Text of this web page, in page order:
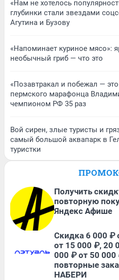
«Нам не хотелось
глубинки стали звездами
Агутина и Бузову
«Напоминает куриное мясо»:
необычный гриб — что это
«Позавтракал и побежал —
пермского марафонца
чемпионом РФ 35 раз
Вой сирен, злые туристы и
самый большой аквапарк в
туристки
Получить
повторную
Яндекс Афише
Скидка 6 000 ₽
от 15 000 ₽, 20
000 ₽ от 50
повторные
НАБЕРИ